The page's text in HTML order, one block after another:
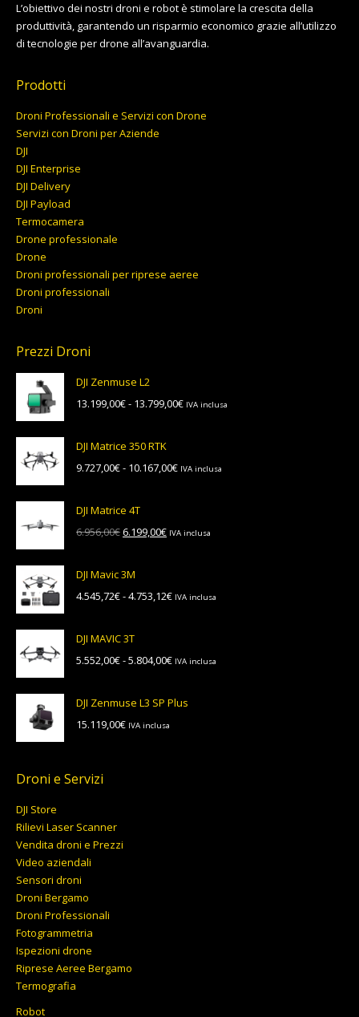
L’obiettivo dei nostri droni e robot è stimolare la crescita della
produttività, garantendo un risparmio economico grazie all’utilizzo
di tecnologie per drone all’avanguardia.
Prodotti
Droni Professionali e Servizi con Drone
Servizi con Droni per Aziende
DJI
DJI Enterprise
DJI Delivery
DJI Payload
Termocamera
Drone professionale
Drone
Droni professionali per riprese aeree
Droni professionali
Droni
Prezzi Droni
DJI Zenmuse L2
13.199,00€- 13.799,00€Fascia
13.199,00€
IVA inclusa
DJI Matrice 350 RTK
9.727,00€- 10.167,00€Fascia
9.727,00€
IVA inclusa
DJI Matrice 4T
6.956,00€Il
6.956,00€.
6.199,00€Il
6.199,00€.
IVA inclusa
DJI Mavic 3M
4.545,72€-4.753,12€Fascia
4.545,72€
4.753,12€
IVA inclusa
DJI MAVIC 3T
5.552,00€-5.804,00€Fascia
IVA inclusa
DJI Zenmuse L3 SP Plus
15.119,00€ IVA inclusa
Droni e Servizi
DJI Store
Rilievi Laser Scanner
Vendita droni e Prezzi
Video aziendali
Sensori droni
Droni Bergamo
Droni Professionali
Fotogrammetria
Ispezioni drone
Riprese Aeree Bergamo
Termografia
Robot